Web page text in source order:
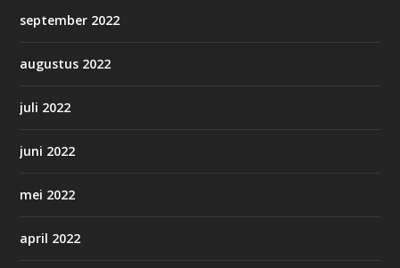
september 2022
augustus 2022
juli 2022
juni 2022
mei 2022
april 2022